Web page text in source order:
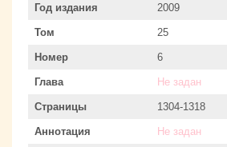
Год издания 2009
Том 25
Номер 6
Глава Не задан
Страницы 1304-1318
Аннотация Не задан